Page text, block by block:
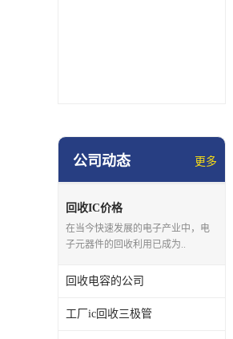
公司动态 更多
回收IC价格
在当今快速发展的电子产业中，电
子元器件的回收利用已成为..
回收电容的公司
工厂ic回收三极管